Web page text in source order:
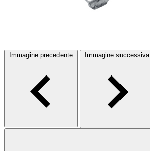
Immagine precedente Immagine successiva